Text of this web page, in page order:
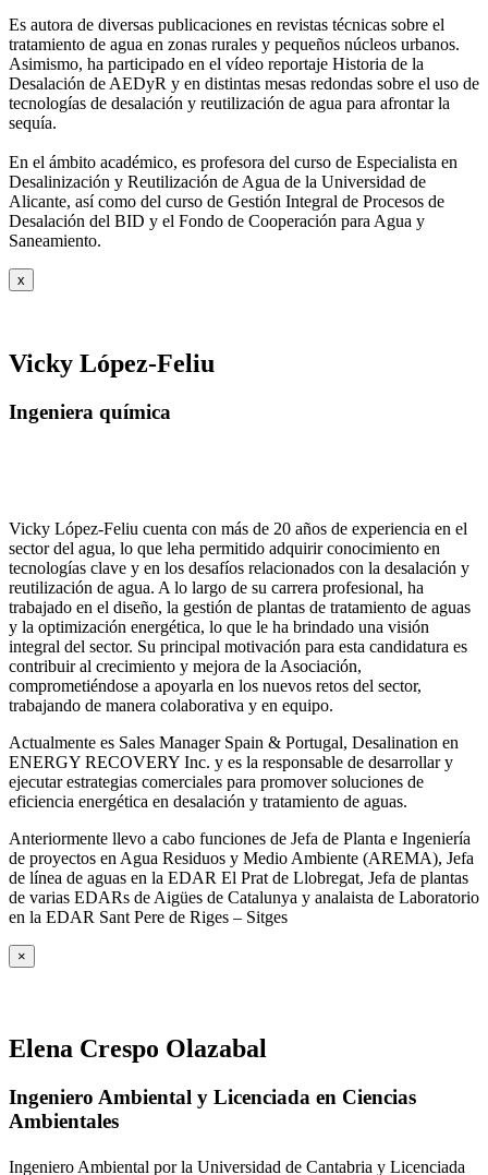
Es autora de diversas publicaciones en revistas técnicas sobre el
tratamiento de agua en zonas rurales y pequeños núcleos urbanos.
Asimismo, ha participado en el vídeo reportaje Historia de la
Desalación de AEDyR y en distintas mesas redondas sobre el uso de
tecnologías de desalación y reutilización de agua para afrontar la
sequía.
En el ámbito académico, es profesora del curso de Especialista en
Desalinización y Reutilización de Agua de la Universidad de
Alicante, así como del curso de Gestión Integral de Procesos de
Desalación del BID y el Fondo de Cooperación para Agua y
Saneamiento.
x
Vicky López-Feliu
Ingeniera química
Vicky López-Feliu cuenta con más de 20 años de experiencia en el
sector del agua, lo que leha permitido adquirir conocimiento en
tecnologías clave y en los desafíos relacionados con la desalación y
reutilización de agua. A lo largo de su carrera profesional, ha
trabajado en el diseño, la gestión de plantas de tratamiento de aguas
y la optimización energética, lo que le ha brindado una visión
integral del sector. Su principal motivación para esta candidatura es
contribuir al crecimiento y mejora de la Asociación,
comprometiéndose a apoyarla en los nuevos retos del sector,
trabajando de manera colaborativa y en equipo.
Actualmente es Sales Manager Spain & Portugal, Desalination en
ENERGY RECOVERY Inc. y es la responsable de desarrollar y
ejecutar estrategias comerciales para promover soluciones de
eficiencia energética en desalación y tratamiento de aguas.
Anteriormente llevo a cabo funciones de Jefa de Planta e Ingeniería
de proyectos en Agua Residuos y Medio Ambiente (AREMA), Jefa
de línea de aguas en la EDAR El Prat de Llobregat, Jefa de plantas
de varias EDARs de Aigües de Catalunya y analaista de Laboratorio
en la EDAR Sant Pere de Riges – Sitges
×
Elena Crespo Olazabal
Ingeniero Ambiental y Licenciada en Ciencias
Ambientales
Ingeniero Ambiental por la Universidad de Cantabria y Licenciada